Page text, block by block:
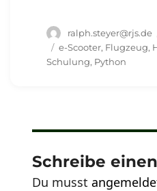
Autor
ralph.steyer@rjs.de
Schlagwörter
e-Scooter, Flugzeug,
Schulung, Python
Schreibe
Du musst